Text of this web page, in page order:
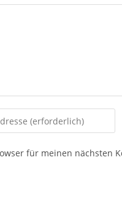
für meinen nächsten